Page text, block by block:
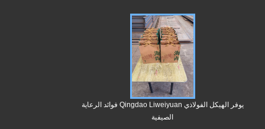
يوفر الهيكل الفولاذي Qingdao Liweiyuan فوائد الرعاية
الصيفية